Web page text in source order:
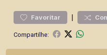
Favoritar |
Compartilhe: